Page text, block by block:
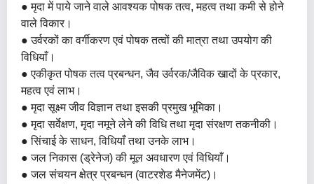
● मृदा में पाये जाने वाले आवश्यक पोषक तत्व, महत्व तथा कमी से होने
वाले विकार।
● उर्वरकों का वर्गीकरण एवं पोषक तत्वों की मात्रा तथा उपयोग की
विधियाँ।
● एकीकृत पोषक तत्व प्रबन्धन, जैव उर्वरक/जैविक खादों के प्रकार,
महत्व एवं लाभ।
● मृदा सूक्ष्म जीव विज्ञान तथा इसकी प्रमुख भूमिका।
● मृदा सर्वेक्षण, मृदा नमूने लेने की विधि तथा मृदा संरक्षण तकनीकी।
● सिंचाई के साधन, विधियाँ तथा उनके लाभ।
● जल निकास (ड्रेनेज) की मूल अवधारण एवं विधियाँ।
● जल संचयन क्षेत्र प्रबन्धन (वाटरशेड मैनेजमेंट)।